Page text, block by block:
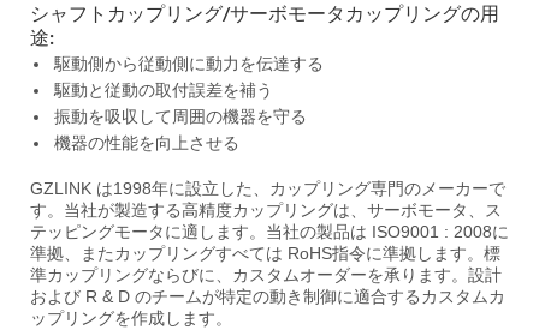
シャフトカップリング/サーボモータカップリングの用
途:
駆動側から従動側に動力を伝達する
駆動と従動の取付誤差を補う
振動を吸収して周囲の機器を守る
機器の性能を向上させる
GZLINK は1998年に設立した、カップリング専門のメーカーで
す。当社が製造する高精度カップリングは、サーボモータ、ス
テッピングモータに適します。当社の製品は ISO9001 : 2008に
準拠、またカップリングすべては RoHS指令に準拠します。標
準カップリングならびに、カスタムオーダーを承ります。設計
および R & D のチームが特定の動き制御に適合するカスタムカ
ップリングを作成します。